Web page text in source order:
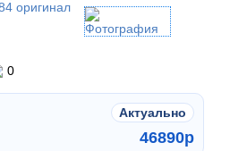
0
Актуально
46890p